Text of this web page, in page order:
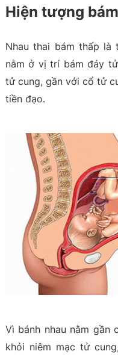
Hiện tượng
Nhau thai bám thấp là
nằm ở vị trí bám đáy
tử cung, gần với cổ tử
tiền đạo.
Vì bánh nhau nằm
khỏi niêm mạc tử